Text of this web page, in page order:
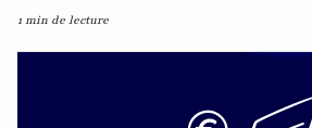
1 min de lecture